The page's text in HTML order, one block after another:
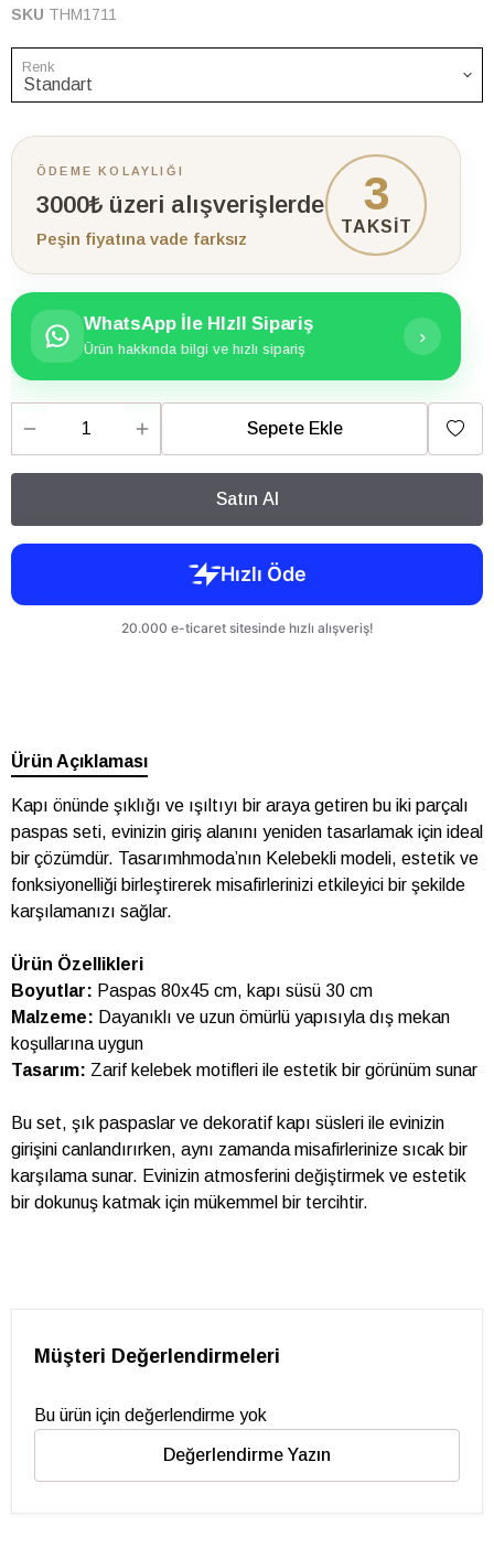
SKU THM1711
Renk
ÖDEME KOLAYLIĞI
3000₺ üzeri alışverişlerde
Peşin fiyatına vade farksız
3
TAKSİT
WhatsApp İle HIzlI Sipariş
Ürün hakkında bilgi ve hızlı sipariş
›
Sepete Ekle
Satın Al
Ürün Açıklaması
Kapı önünde şıklığı ve ışıltıyı bir araya getiren bu iki parçalı
paspas seti, evinizin giriş alanını yeniden tasarlamak için ideal
bir çözümdür. Tasarımhmoda’nın Kelebekli modeli, estetik ve
fonksiyonelliği birleştirerek misafirlerinizi etkileyici bir şekilde
karşılamanızı sağlar.
Ürün Özellikleri
Boyutlar: Paspas 80x45 cm, kapı süsü 30 cm
Malzeme: Dayanıklı ve uzun ömürlü yapısıyla dış mekan
koşullarına uygun
Tasarım: Zarif kelebek motifleri ile estetik bir görünüm sunar
Bu set, şık paspaslar ve dekoratif kapı süsleri ile evinizin
girişini canlandırırken, aynı zamanda misafirlerinize sıcak bir
karşılama sunar. Evinizin atmosferini değiştirmek ve estetik
bir dokunuş katmak için mükemmel bir tercihtir.
Müşteri Değerlendirmeleri
Bu ürün için değerlendirme yok
Değerlendirme Yazın